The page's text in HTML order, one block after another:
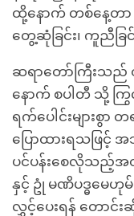
ထို့နောက် တစ်နေ့တာ က
တွေ့ဆုံခြင်း၊ ကူညီခ
ဆရာတော်ကြီးသည်
နောက် စပါတီ သို့
ရက်ပေါင်းများစွာ
ပြောထားရသဖြင့်
ပင်ပန်းစေလိုသည့်အ
နှင့် ဥုံ မဏိပဒ္ဓမေ
လွှင့်ပေးရန် တောင်